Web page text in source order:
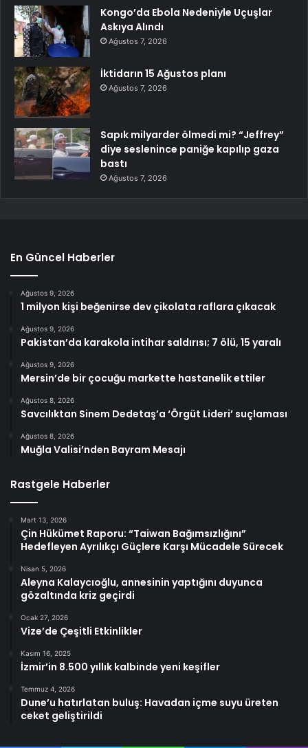
Kongo’da Ebola Nedeniyle Uçuşlar
Askıya Alındı
Ağustos 7, 2026
İktidarın 15 Ağustos planı
Ağustos 7, 2026
Sapık milyarder ölmedi mi? “Jeffrey”
diye seslenince paniğe kapılıp gaza
bastı
Ağustos 7, 2026
En Güncel Haberler
Ağustos 9, 2026
1 milyon kişi beğenirse dev çikolata raflara çıkacak
Ağustos 9, 2026
Pakistan’da karakola intihar saldırısı; 7 ölü, 15 yaralı
Ağustos 9, 2026
Mersin’de bir çocuğu markette hastanelik ettiler
Ağustos 8, 2026
Savcılıktan Sinem Dedetaş’a ‘Örgüt Lideri’ suçlaması
Ağustos 8, 2026
Muğla Valisi’nden Bayram Mesajı
Rastgele Haberler
Mart 13, 2026
Çin Hükümet Raporu: “Taiwan Bağımsızlığını”
Hedefleyen Ayrılıkçı Güçlere Karşı Mücadele Sürecek
Nisan 5, 2026
Aleyna Kalaycıoğlu, annesinin yaptığını duyunca
gözaltında kriz geçirdi
Ocak 27, 2026
Vize’de Çeşitli Etkinlikler
Kasım 16, 2025
İzmir’in 8.500 yıllık kalbinde yeni keşifler
Temmuz 4, 2026
Dune’u hatırlatan buluş: Havadan içme suyu üreten
ceket geliştirildi